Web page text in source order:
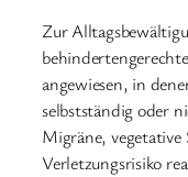
Zur
angewiesen, in
selbstständig oder
Migräne,
Verletzungsrisiko